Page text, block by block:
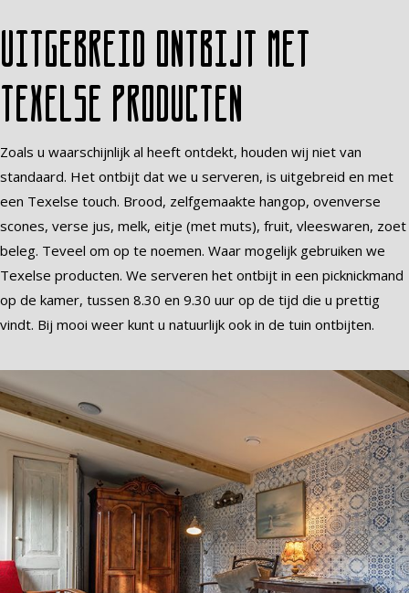
Uitgebreid ontbijt met
Texelse producten
Zoals u waarschijnlijk al heeft ontdekt, houden wij niet van
standaard. Het ontbijt dat we u serveren, is uitgebreid en met
een Texelse touch. Brood, zelfgemaakte hangop, ovenverse
scones, verse jus, melk, eitje (met muts), fruit, vleeswaren, zoet
beleg. Teveel om op te noemen. Waar mogelijk gebruiken we
Texelse producten. We serveren het ontbijt in een picknickmand
op de kamer, tussen 8.30 en 9.30 uur op de tijd die u prettig
vindt. Bij mooi weer kunt u natuurlijk ook in de tuin ontbijten.